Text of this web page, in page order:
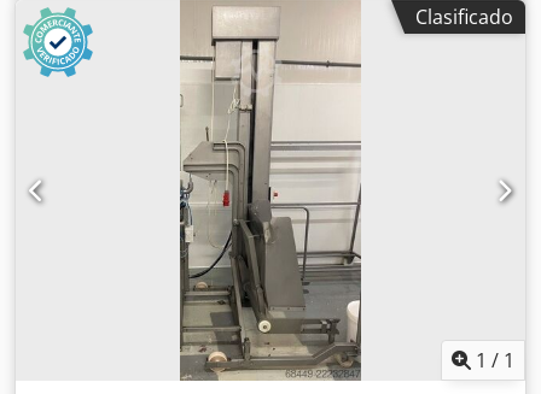
bar) Dimensiones (L x A x H): aprox. 4.000 x 2.000 x 2.300
mm + Sistema de alimentación "Berief" para carros
estándar de 200L, tipo L25
Clasificado
1 / 1